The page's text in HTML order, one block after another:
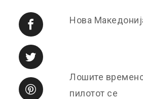
Нова
Лошите
пилотот се